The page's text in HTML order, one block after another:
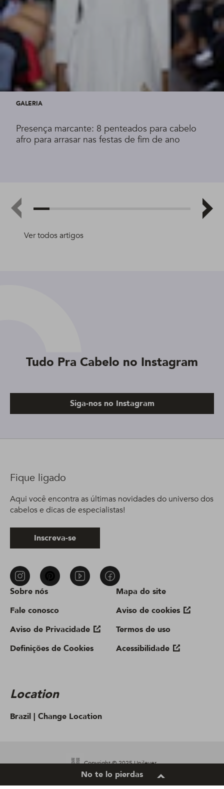
Ver todos artigos
GALERIA
Presença marcante: 8 penteados para cabelo
afro para arrasar nas festas de fim de ano
Tudo Pra Cabelo no Instagram
Siga-nos no Instagram
Sobre nós
Fale conosco
Aviso de Privacidade
Definições de Cookies
Mapa do site
Aviso de cookies
Termos de uso
Acessibilidade
Location
Brazil | Change Location
Fique ligado
Aqui você encontra as últimas novidades do universo dos
cabelos e dicas de especialistas!
Inscreva-se
Copyright © 2025 Unilever.
No te lo pierdas